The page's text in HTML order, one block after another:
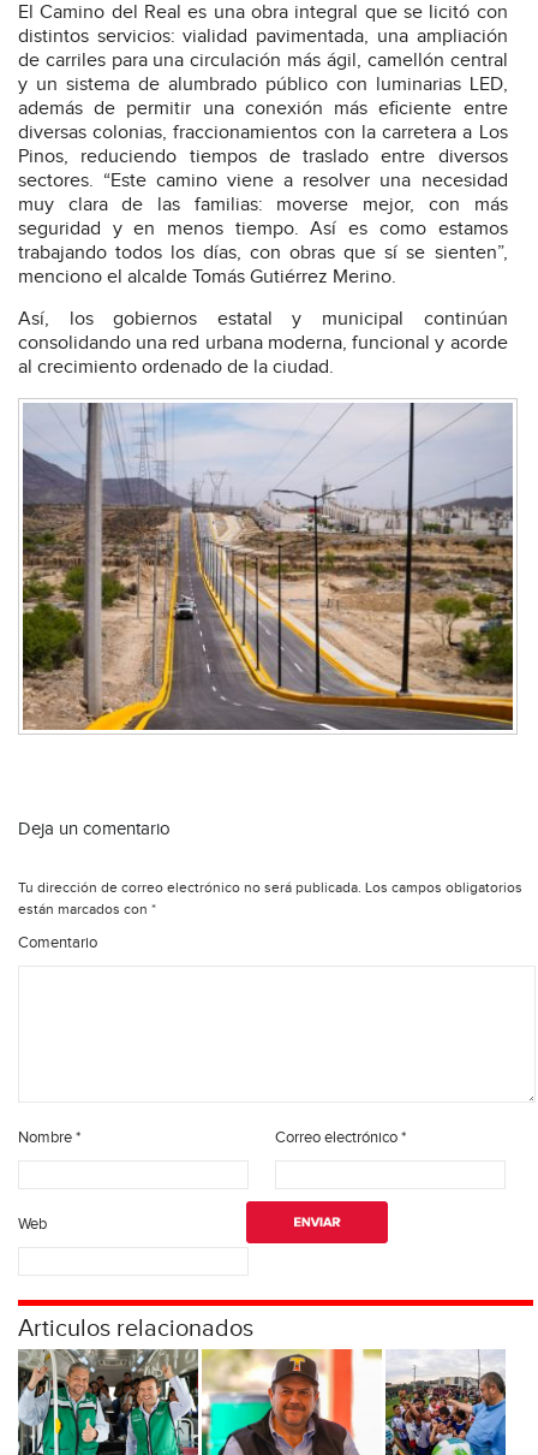
El Camino del Real es una obra integral que se licitó con
distintos servicios: vialidad pavimentada, una ampliación
de carriles para una circulación más ágil, camellón central
y un sistema de alumbrado público con luminarias LED,
además de permitir una conexión más eficiente entre
diversas colonias, fraccionamientos con la carretera a Los
Pinos, reduciendo tiempos de traslado entre diversos
sectores. “Este camino viene a resolver una necesidad
muy clara de las familias: moverse mejor, con más
seguridad y en menos tiempo. Así es como estamos
trabajando todos los días, con obras que sí se sienten”,
menciono el alcalde Tomás Gutiérrez Merino.
Así, los gobiernos estatal y municipal continúan
consolidando una red urbana moderna, funcional y acorde
al crecimiento ordenado de la ciudad.
Deja un comentario
Tu dirección de correo electrónico no será publicada. Los campos obligatorios
están marcados con *
Comentario
Nombre* Correo electrónico*
Web
Articulos relacionados